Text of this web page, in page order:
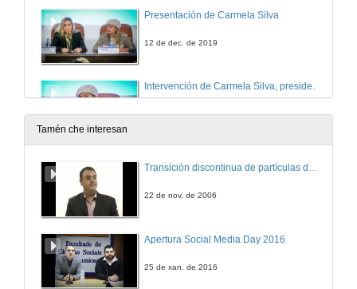
Presentación de Carmela Silva
12 de dec. de 2019
Intervención de Carmela Silva, presidenta da Deputación de Pontevedra
12 de dec. de 2019
Intervención de Amparo Alonso Betanzos
Tamén che interesan
Transición discontinua de partículas de microgel termosensible
22 de nov. de 2006
Apertura Social Media Day 2016
25 de xan. de 2016